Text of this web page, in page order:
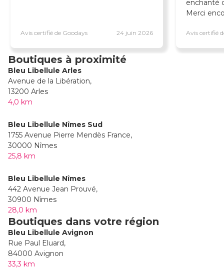
Avis certifié de Goodays 24 juin 2026 Avis certifié
enchanté
Merci
Boutiques à proximité
Bleu Libellule Arles
Avenue de la Libération,
13200 Arles
4,0 km
Bleu Libellule Nîmes Sud
1755 Avenue Pierre Mendès France,
30000 Nîmes
25,8 km
Bleu Libellule Nîmes
442 Avenue Jean Prouvé,
30900 Nîmes
28,0 km
Boutiques dans votre région
Bleu Libellule Avignon
Rue Paul Eluard,
84000 Avignon
33,3 km